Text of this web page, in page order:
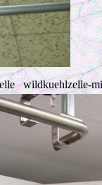
wildkuehlzelle-